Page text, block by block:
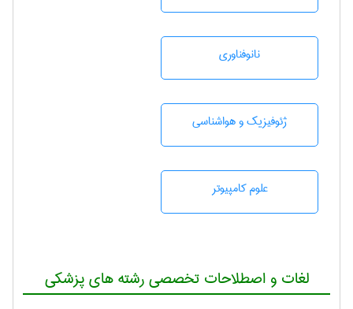
نانوفناوری
ژئوفيزيك و هواشناسی
علوم کامپیوتر
لغات و اصطلاحات تخصصی رشته های پزشکی